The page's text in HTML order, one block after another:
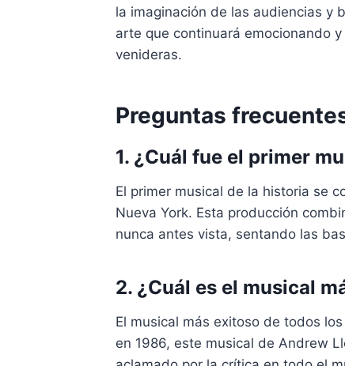
la imaginación de las audiencias y
arte que continuará emocionando
venideras.
Preguntas
1. ¿Cuál fue el primer
El primer musical de la historia se
Nueva York. Esta producción
nunca antes vista, sentando las
2. ¿Cuál es el musical
El musical más exitoso de todos
en 1986, este musical de Andrew